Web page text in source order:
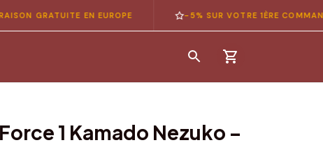
GRATUITE EN EUROPE -5% SUR VOTRE 1ÈRE COMMANDE —
1 Kamado Nezuko –